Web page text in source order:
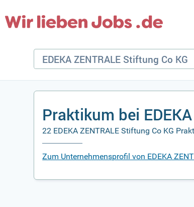
Praktikum bei
22 EDEKA ZENTRALE Stiftung Co KG
Zum Unternehmensprofil von EDEKA